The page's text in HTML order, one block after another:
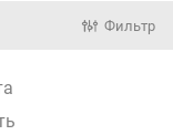
Фильтр